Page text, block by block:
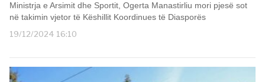
Ministrja e Arsimit dhe Sportit, Ogerta Manastirliu mori pjesë sot
në takimin vjetor të Këshillit Koordinues të Diasporës
19/12/2024 16:10